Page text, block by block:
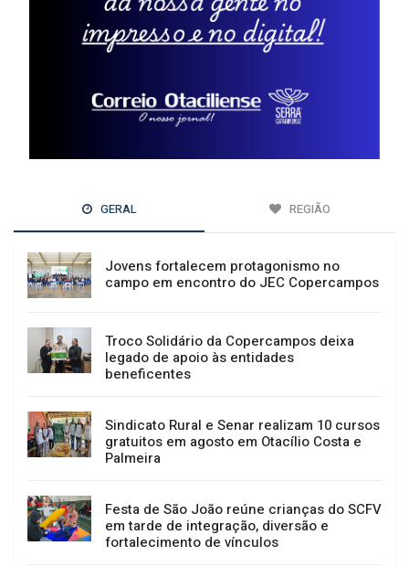
GERAL REGIÃO
Jovens fortalecem protagonismo no
campo em encontro do JEC Copercampos
Troco Solidário da Copercampos deixa
legado de apoio às entidades
beneficentes
Sindicato Rural e Senar realizam 10 cursos
gratuitos em agosto em Otacílio Costa e
Palmeira
Festa de São João reúne crianças do SCFV
em tarde de integração, diversão e
fortalecimento de vínculos